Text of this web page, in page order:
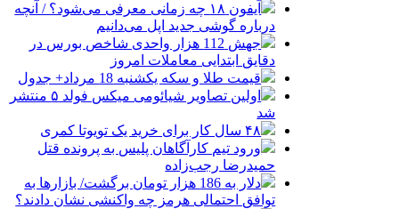
آیفون ۱۸ چه زمانی معرفی می‌شود؟ / آنچه
درباره گوشی جدید اپل می‌دانیم
جهش 112 هزار واحدی شاخص بورس در
دقایق ابتدایی معاملات امروز
قیمت طلا و سکه یکشنبه 18 مرداد+ جدول
اولین تصاویر شیائومی میکس فولد ۵ منتشر
شد
۴۸ سال کار برای خرید یک تویوتا کمری
ورود تیم کارآگاهان پلیس به پرونده قتل
حمیدرضا رجب‌زاده
دلار به 186 هزار تومان برگشت/ بازارها به
توافق احتمالی هرمز چه واکنشی نشان دادند؟